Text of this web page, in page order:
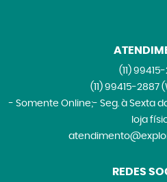
(11)99415-
(11)99415-2887
- Somente Online;- Seg. à Sexta
loja
REDES